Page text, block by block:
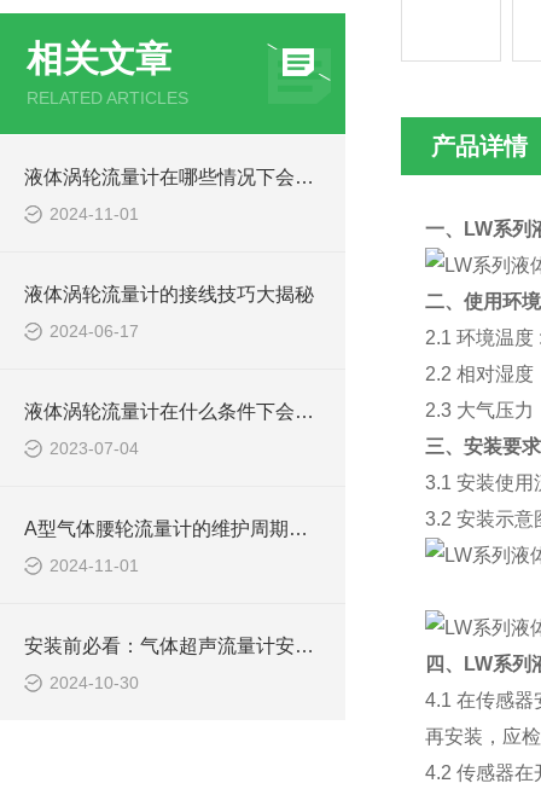
相关文章
RELATED ARTICLES
液体涡轮流量计在哪些情况下会出现误差
2024-11-01
液体涡轮流量计的接线技巧大揭秘
2024-06-17
液体涡轮流量计在什么条件下会出现故障或误差？
2023-07-04
A型气体腰轮流量计的维护周期和成本
2024-11-01
安装前必看：气体超声流量计安装位置的选择与考量
2024-10-30
产品详情
一、 LW系列
二、使用环
2.1 环境温
2.2 相对湿度
2.3 大气压力
三、安装要
3.1 安装使用
3.2 安装示意
四、
LW系列
4.1 在传感器
再安装，应
4.2 传感器在